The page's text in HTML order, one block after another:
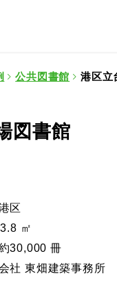
公共図書館 港区立
図書館
区
㎡
30,000 冊
社 東畑建築事務所